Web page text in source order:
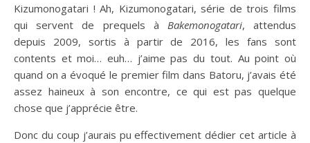
Kizumonogatari ! Ah, Kizumonogatari, série de trois films
qui servent de prequels à Bakemonogatari, attendus
depuis 2009, sortis à partir de 2016, les fans sont
contents et moi… euh… j’aime pas du tout. Au point où
quand on a évoqué le premier film dans Batoru, j’avais été
assez haineux à son encontre, ce qui est pas quelque
chose que j’apprécie être.
Donc du coup j’aurais pu effectivement dédier cet article à